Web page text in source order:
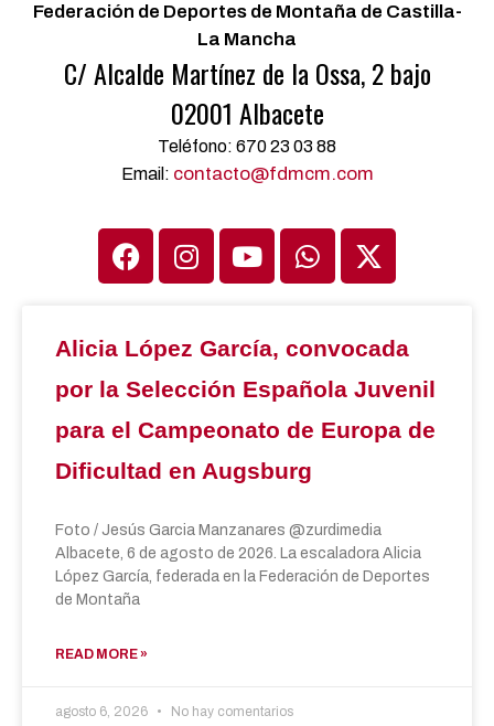
Federación de Deportes de Montaña de Castilla-
La Mancha
C/ Alcalde Martínez de la Ossa, 2 bajo
02001 Albacete
Teléfono: 670 23 03 88
Email: contacto@fdmcm.com
Alicia López García, convocada
por la Selección Española Juvenil
para el Campeonato de Europa de
Dificultad en Augsburg
Foto / Jesús Garcia Manzanares @zurdimedia
Albacete, 6 de agosto de 2026. La escaladora Alicia
López García, federada en la Federación de Deportes
de Montaña
READ MORE »
agosto 6, 2026 No hay comentarios